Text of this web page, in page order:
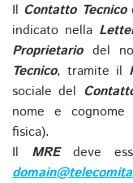
Il Contatto Tecnico
indicato nella
Proprietariodel
Tecnico, tramite il
sociale del
nome e cognome
fisica).
Il MREdeve